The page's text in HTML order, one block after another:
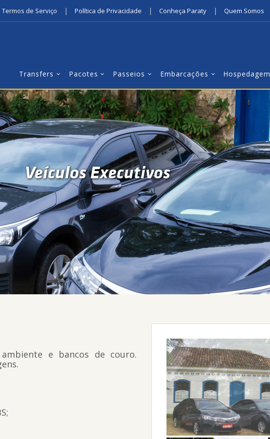
Termos de Serviço | Política de Privacidade | Conheça Paraty | Quem Somos
Transfers Pacotes Passeios Embarcações Hospedagem
Veículos Executivos
e bancos de couro.